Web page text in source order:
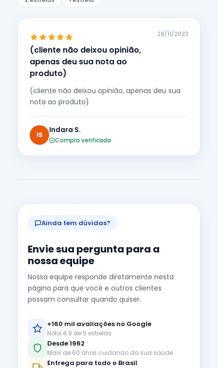
(cliente não deixou opinião,
apenas deu sua nota ao
produto)
28/11/2023
(cliente não deixou opinião, apenas deu sua
nota ao produto)
IS
Indara S.
Compra verificada
Ainda tem dúvidas?
Envie sua pergunta para a
nossa equipe
Nossa equipe responde diretamente nesta
página para que você e outros clientes
possam consultar quando quiser.
+160 mil avaliações no Google
Nota 4.9 de 5 estrelas
Desde 1962
Mais de 60 anos cuidando da sua saúde
Entrega para todo o Brasil